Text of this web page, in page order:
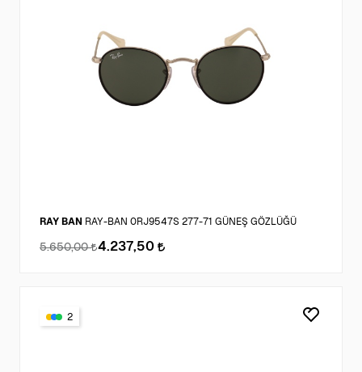
RAY BAN RAY-BAN 0RJ9547S 277-71 GÜNEŞ GÖZLÜĞÜ
5.650,00 4.237,50
2